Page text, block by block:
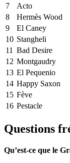
7
Acto
8
Hermès Wood
9
El Caney
10 Stangheli
11 Bad Desire
12 Montgaudry
13 El Pequenio
14 Happy Saxon
15 Fève
16 Pestacle
Questions
Qu’est-ce que le